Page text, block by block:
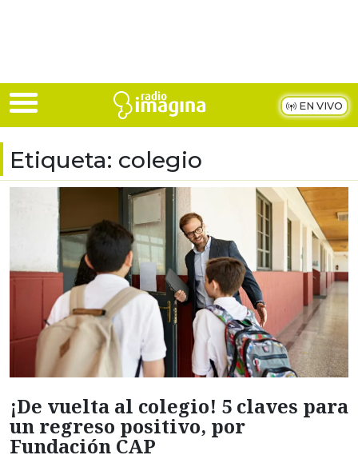
EN VIVO
Etiqueta: colegio
¡De vuelta al colegio! 5 claves para
un regreso positivo, por
Fundación CAP